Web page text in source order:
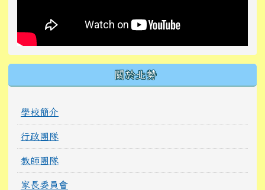
關於北勢
學校簡介
行政團隊
教師團隊
家長委員會